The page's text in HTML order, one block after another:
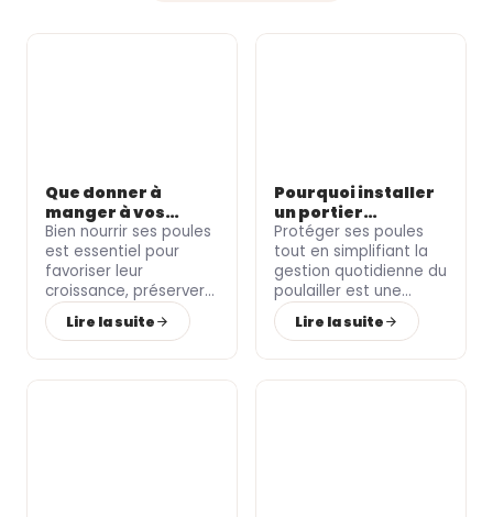
Que donner à
manger à vos
poules selon leur
âge ?
Bien nourrir ses poules
est essentiel pour
favoriser leur
croissance, préserver
leursanté
et soutenir
uneponte de qualité
Lire la suite
Pourquoi installer
un portier
automatique pour
votre poulailler ?
Protéger ses poules
tout en simplifiant la
gestion quotidienne du
poulailler est une
priorité pour de
nombreuxparticuliers
Lire la suite